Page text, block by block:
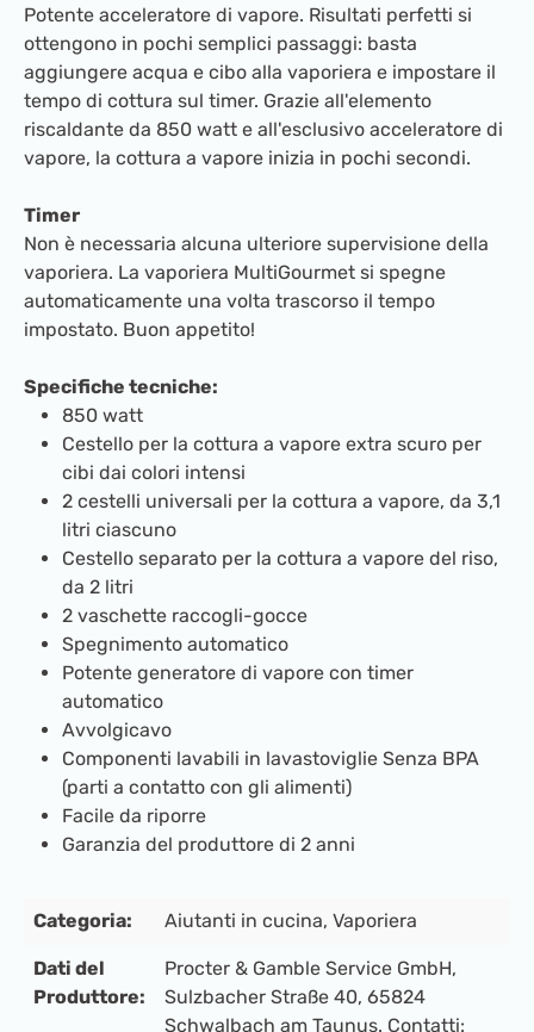
Potente acceleratore di vapore. Risultati perfetti si
ottengono in pochi semplici passaggi: basta
aggiungere acqua e cibo alla vaporiera e impostare il
tempo di cottura sul timer. Grazie all'elemento
riscaldante da 850 watt e all'esclusivo acceleratore di
vapore, la cottura a vapore inizia in pochi secondi.
Timer
Non è necessaria alcuna ulteriore supervisione della
vaporiera. La vaporiera MultiGourmet si spegne
automaticamente una volta trascorso il tempo
impostato. Buon appetito!
Specifiche tecniche:
850 watt
Cestello per la cottura a vapore extra scuro per
cibi dai colori intensi
2 cestelli universali per la cottura a vapore, da 3,1
litri ciascuno
Cestello separato per la cottura a vapore del riso,
da 2 litri
2 vaschette raccogli-gocce
Spegnimento automatico
Potente generatore di vapore con timer
automatico
Avvolgicavo
Componenti lavabili in lavastoviglie Senza BPA
(parti a contatto con gli alimenti)
Facile da riporre
Garanzia del produttore di 2 anni
Categoria: Aiutanti in cucina, Vaporiera
Dati del
Produttore:
Procter & Gamble Service GmbH,
Sulzbacher Straße 40, 65824
Schwalbach am Taunus. Contatti: